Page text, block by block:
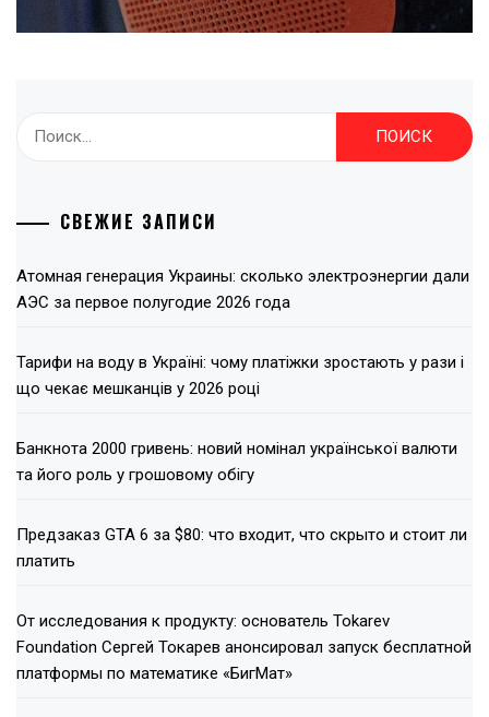
СВЕЖИЕ ЗАПИСИ
Атомная генерация Украины: сколько электроэнергии дали
АЭС за первое полугодие 2026 года
Тарифи на воду в Україні: чому платіжки зростають у рази і
що чекає мешканців у 2026 році
Банкнота 2000 гривень: новий номінал української валюти
та його роль у грошовому обігу
Предзаказ GTA 6 за $80: что входит, что скрыто и стоит ли
платить
От исследования к продукту: основатель Tokarev
Foundation Сергей Токарев анонсировал запуск бесплатной
платформы по математике «БигМат»